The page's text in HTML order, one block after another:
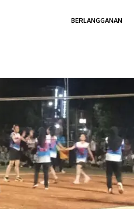
BERLANGGANAN